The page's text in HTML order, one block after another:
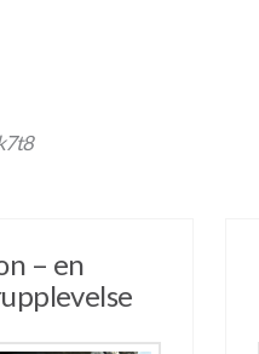
– en